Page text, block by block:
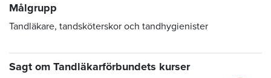
Målgrupp
Tandläkare, tandsköterskor och tandhygienister
Sagt om Tandläkarförbundets kurser